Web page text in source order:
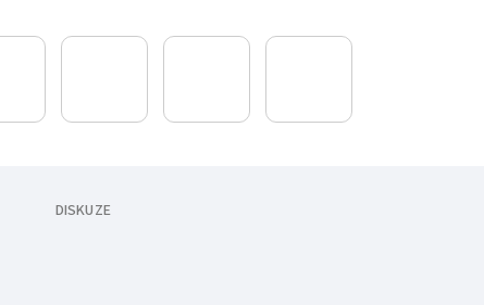
DISKUZE